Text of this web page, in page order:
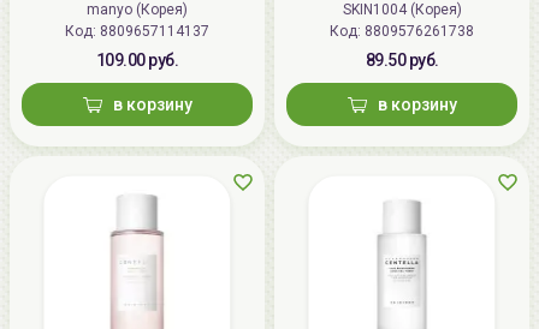
manyo (Корея)
Код: 8809657114137
109.00 руб.
в корзину
SKIN1004 (Корея)
Код: 8809576261738
89.50 руб.
в корзину